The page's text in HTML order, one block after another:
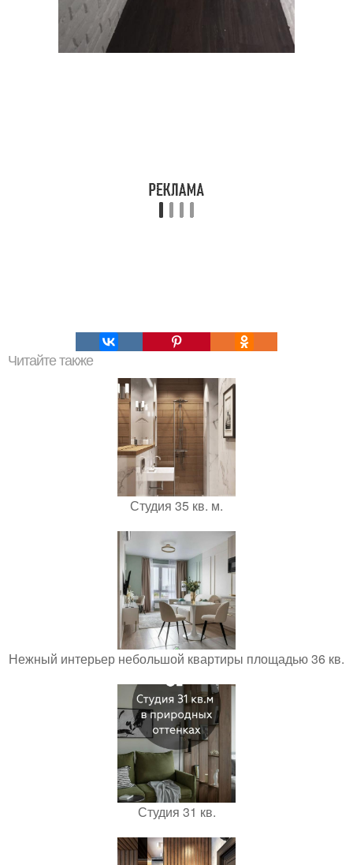
Читайте также
Студия 35 кв. м.
Нежный интерьер небольшой квартиры площадью 36 кв.
Студия 31 кв.